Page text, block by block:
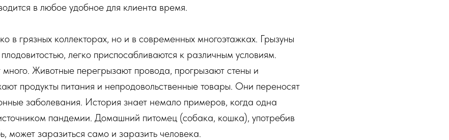
в любое удобное для клиента время.
в грязных коллекторах, но и в современных многоэтажках. Грызуны
легко приспосабливаются к различным условиям.
Животные перегрызают провода, прогрызают стены и
продукты питания и непродовольственные товары. Они переносят
заболевания. История знает немало примеров, когда одна
пандемии. Домашний питомец (собака, кошка), употребив
может заразиться само и заразить человека.